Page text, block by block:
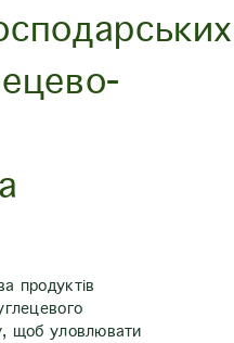
продуктів
щоб уловлювати